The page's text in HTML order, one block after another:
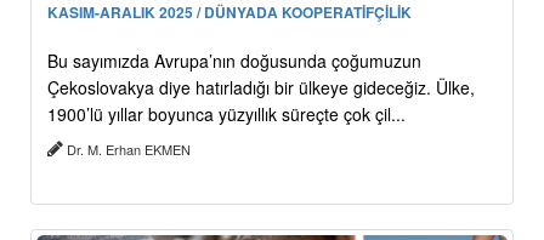
KASIM-ARALIK 2025 / DÜNYADA KOOPERATİFÇİLİK
Bu sayımızda Avrupa’nın doğusunda çoğumuzun
Çekoslovakya diye hatırladığı bir ülkeye gideceğiz. Ülke,
1900’lü yıllar boyunca yüzyıllık süreçte çok çil...
Dr. M. Erhan EKMEN